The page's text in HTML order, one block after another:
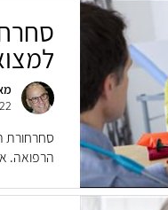
סחרחורת
הרפואה.